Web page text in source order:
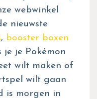
webwinkel
nieuwste
, booster boxen
je je Pokémon
wilt maken of
wilt gaan
is morgen in